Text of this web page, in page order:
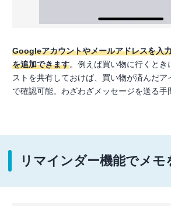
Googleアカウントやメールアドレスを入
を追加できます。例えば買い物に行くとき
ストを共有しておけば、買い物が済んだア
で確認可能。わざわざメッセージを送る手
リマインダー機能でメモ